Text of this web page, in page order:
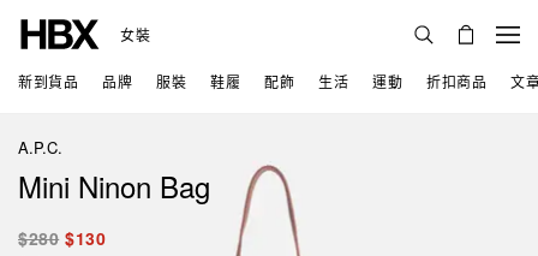
女裝
新到貨品 品牌 服裝 鞋履 配飾 生活 運動 折扣商品 文
A.P.C.
Mini Ninon Bag
$280 $130